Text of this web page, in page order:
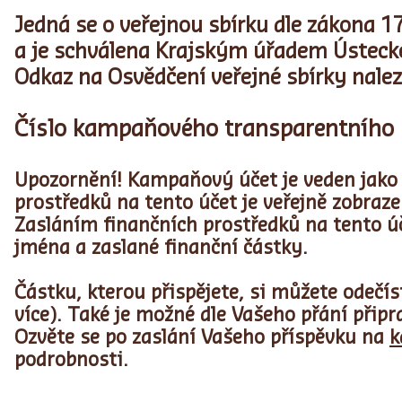
Jedná se o veřejnou sbírku dle zákona
a je schválena Krajským úřadem
Odkaz na Osvědčení veřejné sbírky
Číslo kampaňového
Upozornění! Kampaňový účet je veden
prostředků na tento účet je veřejně
Zasláním finančních prostředků na tento
jména a zaslané finanční částky.
Částku, kterou přispějete, si můžete
více). Také je možné dle Vašeho přání
Ozvěte se po zaslání Vašeho příspěvku na
podrobnosti.